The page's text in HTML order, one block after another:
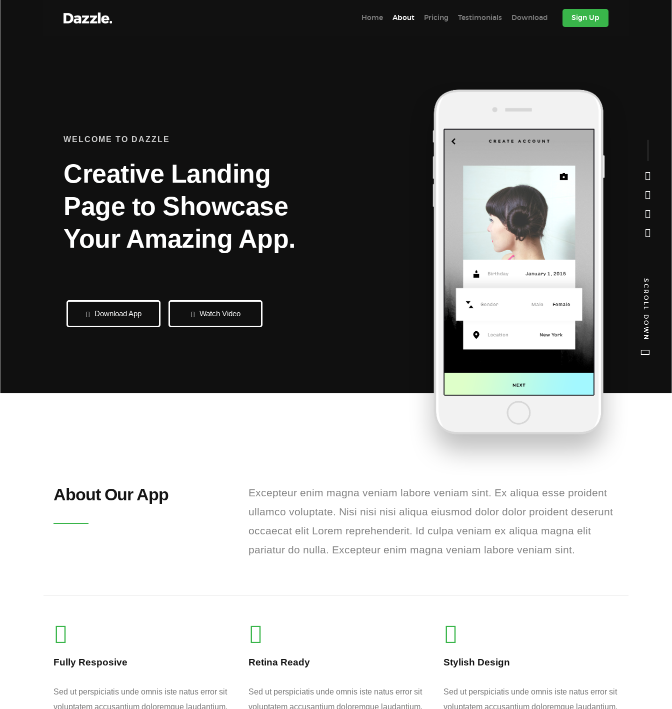
Home About Pricing Testimonials Download Sign Up
WELCOME TO DAZZLE
Creative Landing
Page to Showcase
Your Amazing App.
Download App Watch Video SCROLL DOWN
About Our App
Excepteur enim magna veniam labore veniam sint. Ex aliqua esse proident
ullamco voluptate. Nisi nisi nisi aliqua eiusmod dolor dolor proident deserunt
occaecat elit Lorem reprehenderit. Id culpa veniam ex aliqua magna elit
pariatur do nulla. Excepteur enim magna veniam labore veniam sint.
Fully Resposive
Sed ut perspiciatis unde omnis iste natus error sit
voluptatem accusantium doloremque laudantium,
Retina Ready
Sed ut perspiciatis unde omnis iste natus error sit
voluptatem accusantium doloremque laudantium,
Stylish Design
Sed ut perspiciatis unde omnis iste natus error sit
voluptatem accusantium doloremque laudantium,